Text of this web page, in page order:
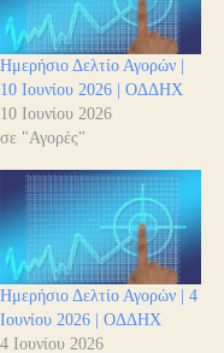
Ημερήσιο Δελτίο Αγορών |
10 Ιουνίου 2026 | ΟΔΔΗΧ
10 Ιουνίου 2026
σε "Αγορές"
Ημερήσιο Δελτίο Αγορών | 4
Ιουνίου 2026 | ΟΔΔΗΧ
4 Ιουνίου 2026